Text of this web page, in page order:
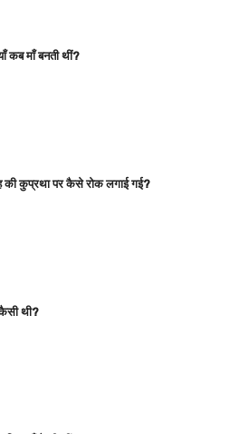
कब माँ बनती थीं?
कुप्रथा पर कैसे रोक लगाई गई?
थी?